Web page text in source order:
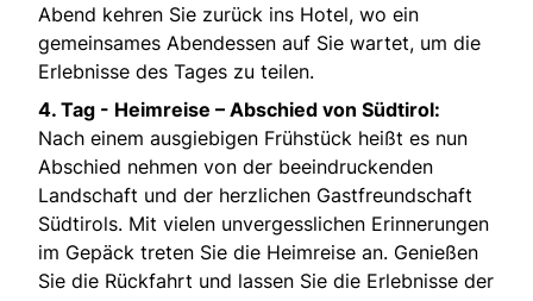
Abend kehren Sie zurück ins Hotel, wo ein
gemeinsames Abendessen auf Sie wartet, um die
Erlebnisse des Tages zu teilen.
4. Tag - Heimreise – Abschied von Südtirol:
Nach einem ausgiebigen Frühstück heißt es nun
Abschied nehmen von der beeindruckenden
Landschaft und der herzlichen Gastfreundschaft
Südtirols. Mit vielen unvergesslichen Erinnerungen
im Gepäck treten Sie die Heimreise an. Genießen
Sie die Rückfahrt und lassen Sie die Erlebnisse der